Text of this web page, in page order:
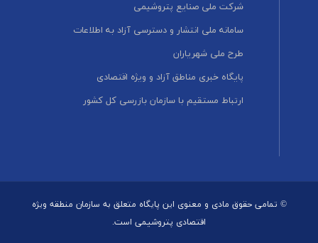
شرکت ملی صنایع پتروشیمی
سامانه ملی انتشار و دسترسی آزاد به اطلاعات
طرح ملی شهریاران
پایگاه خبری مناطق آزاد و ویژه اقتصادی
ارتباط مستقیم با سازمان بازرسی کل کشور
© تمامی حقوق مادی و معنوی این پایگاه متعلق به سازمان منطقه ویژه
اقتصادی پتروشیمی است.